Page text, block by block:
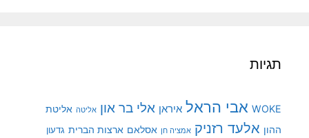
תגיות
WOKE אבי הראל איראן אלי בר און אליטה אליטת
ההון אלעד רזניק אמציה חן אסלאם ארצות הברית גדעון